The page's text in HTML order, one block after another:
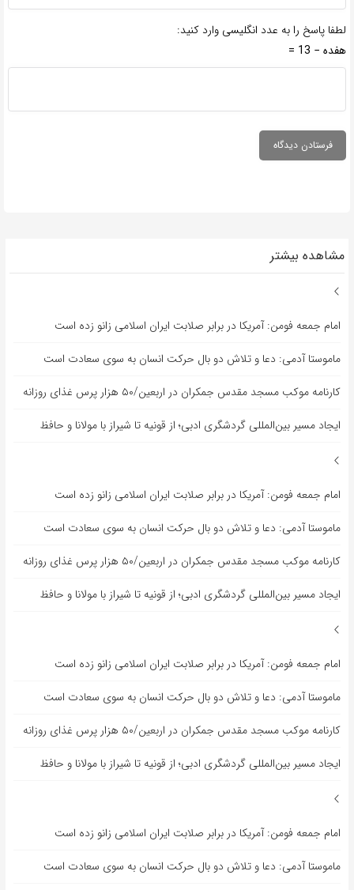
لطفا پاسخ را به عدد انگلیسی وارد کنید:
هفده − 13 =
مشاهده بیشتر
امام جمعه فومن: آمریکا در برابر صلابت ایران اسلامی زانو زده است
ماموستا آدمی: دعا و تلاش دو بال حرکت انسان به سوی سعادت است
کارنامه موکب مسجد مقدس جمکران در اربعین/۵۰ هزار پرس غذای روزانه
ایجاد مسیر بین‌المللی گردشگری ادبی؛ از قونیه تا شیراز با مولانا و حافظ
امام جمعه فومن: آمریکا در برابر صلابت ایران اسلامی زانو زده است
ماموستا آدمی: دعا و تلاش دو بال حرکت انسان به سوی سعادت است
کارنامه موکب مسجد مقدس جمکران در اربعین/۵۰ هزار پرس غذای روزانه
ایجاد مسیر بین‌المللی گردشگری ادبی؛ از قونیه تا شیراز با مولانا و حافظ
امام جمعه فومن: آمریکا در برابر صلابت ایران اسلامی زانو زده است
ماموستا آدمی: دعا و تلاش دو بال حرکت انسان به سوی سعادت است
کارنامه موکب مسجد مقدس جمکران در اربعین/۵۰ هزار پرس غذای روزانه
ایجاد مسیر بین‌المللی گردشگری ادبی؛ از قونیه تا شیراز با مولانا و حافظ
امام جمعه فومن: آمریکا در برابر صلابت ایران اسلامی زانو زده است
ماموستا آدمی: دعا و تلاش دو بال حرکت انسان به سوی سعادت است